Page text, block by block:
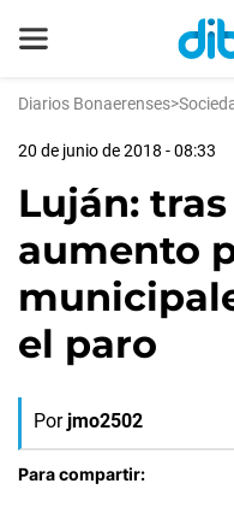
Diarios Bonaerenses>
20 de junio de 2018 - 08:33
Luján:
aumento
el paro
Por jmo2502
Para compartir: